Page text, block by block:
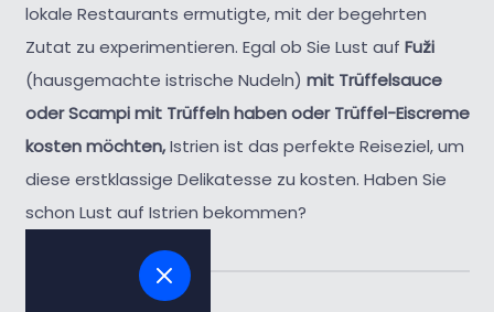
lokale Restaurants ermutigte, mit der begehrten
Zutat zu experimentieren. Egal ob Sie Lust auf Fuži
(hausgemachte istrische Nudeln) mit Trüffelsauce
oder Scampi mit Trüffeln haben oder Trüffel-Eiscreme
kosten möchten,Istrien ist das perfekte Reiseziel, um
diese erstklassige Delikatesse zu kosten. Haben Sie
schon Lust auf Istrien bekommen?